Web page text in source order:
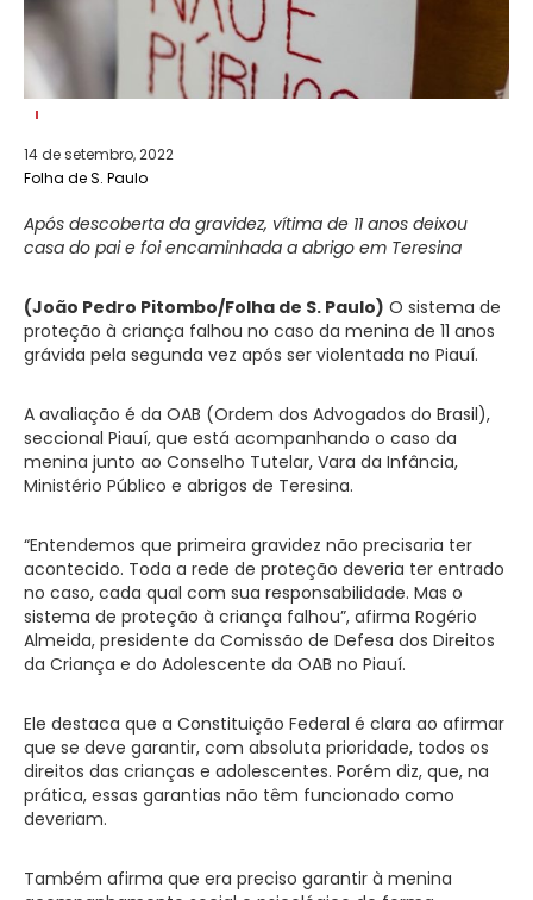
14 de setembro, 2022
Folha de S. Paulo
Após descoberta da gravidez, vítima de 11 anos deixou
casa do pai e foi encaminhada a abrigo em Teresina
(João Pedro Pitombo/Folha de S. Paulo) O sistema de
proteção à criança falhou no caso da menina de 11 anos
grávida pela segunda vez após ser violentada no Piauí.
A avaliação é da OAB (Ordem dos Advogados do Brasil),
seccional Piauí, que está acompanhando o caso da
menina junto ao Conselho Tutelar, Vara da Infância,
Ministério Público e abrigos de Teresina.
“Entendemos que primeira gravidez não precisaria ter
acontecido. Toda a rede de proteção deveria ter entrado
no caso, cada qual com sua responsabilidade. Mas o
sistema de proteção à criança falhou”, afirma Rogério
Almeida, presidente da Comissão de Defesa dos Direitos
da Criança e do Adolescente da OAB no Piauí.
Ele destaca que a Constituição Federal é clara ao afirmar
que se deve garantir, com absoluta prioridade, todos os
direitos das crianças e adolescentes. Porém diz, que, na
prática, essas garantias não têm funcionado como
deveriam.
Também afirma que era preciso garantir à menina